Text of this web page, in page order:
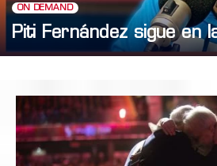
ON DEMAND
Piti Fernández sigue en